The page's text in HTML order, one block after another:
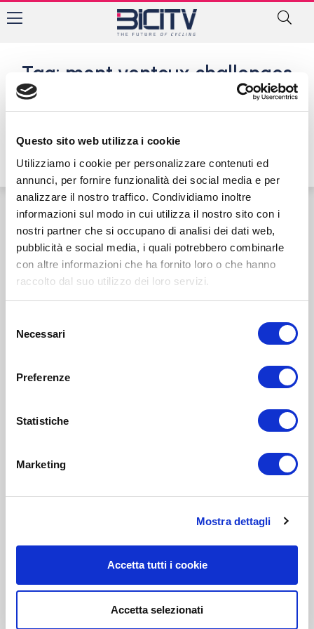
Questo sito web utilizza i cookie
Utilizziamo i cookie per personalizzare contenuti ed
annunci, per fornire funzionalità dei social media e per
analizzare il nostro traffico. Condividiamo inoltre
informazioni sul modo in cui utilizza il nostro sito con i
nostri partner che si occupano di analisi dei dati web,
pubblicità e social media, i quali potrebbero combinarle
con altre informazioni che ha fornito loro o che hanno
raccolto dal suo utilizzo dei loro servizi.
delNecessari
Preferenze
Statistiche
Marketing
Mostra dettagli
Accetta tutti i cookie
Accetta selezionati
Tag: mont ventoux challenges
Contatti Privacy Policy Cookie Policy